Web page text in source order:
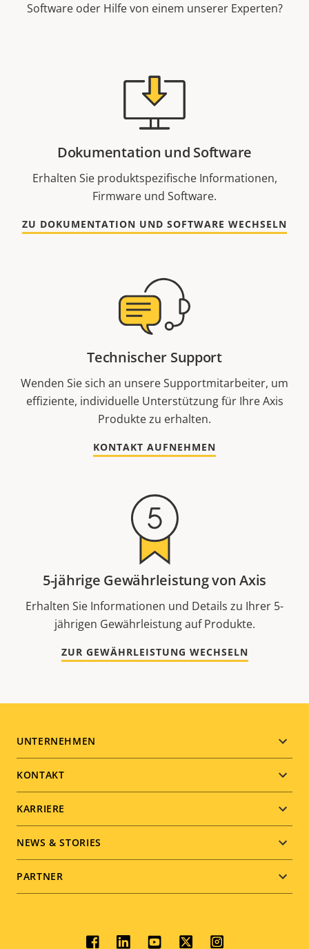
Software oder Hilfe von einem unserer Experten?
Dokumentation und Software
Erhalten Sie produktspezifische Informationen,
Firmware und Software.
ZU DOKUMENTATION UND SOFTWARE WECHSELN
Technischer Support
Wenden Sie sich an unsere Supportmitarbeiter, um
effiziente, individuelle Unterstützung für Ihre Axis
Produkte zu erhalten.
KONTAKT AUFNEHMEN
5-jährige Gewährleistung von Axis
Erhalten Sie Informationen und Details zu Ihrer 5-
jährigen Gewährleistung auf Produkte.
ZUR GEWÄHRLEISTUNG WECHSELN
Footer
menu
UNTERNEHMEN
KONTAKT
KARRIERE
NEWS & STORIES
PARTNER